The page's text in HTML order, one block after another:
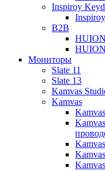
Inspiroy
B2B
Мониторы
Slate 11
Slate 13
Kamvas
Kamvas